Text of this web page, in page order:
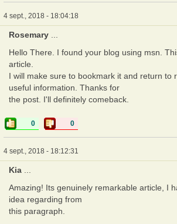
4 sept., 2018 - 18:04:18
Rosemary ...
Hello There. I found your blog using msn.
article.
I will make sure to bookmark it and return to
useful information. Thanks for
the post. I'll definitely comeback.
0 0
4 sept., 2018 - 18:12:31
Kia ...
Amazing! Its genuinely remarkable article, I
idea regarding from
this paragraph.